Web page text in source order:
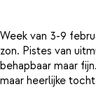
Week van 3-9
zon. Pistes van
behapbaar maar